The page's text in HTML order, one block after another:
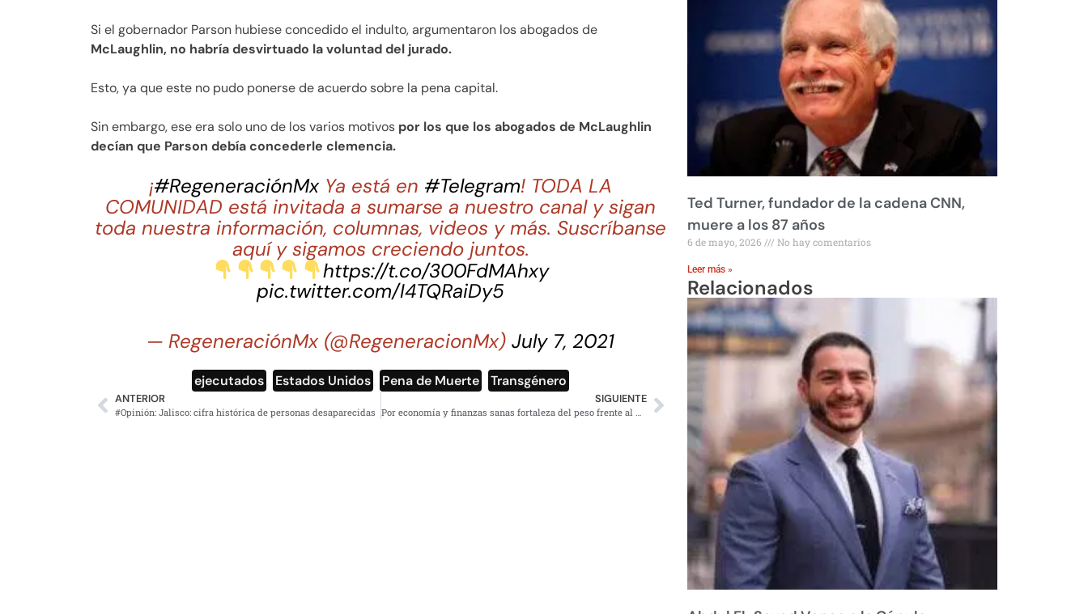
Si el gobernador Parson hubiese concedido el indulto, argumentaron los abogados de
McLaughlin, no habría desvirtuado la voluntad del jurado.
Esto, ya que este no pudo ponerse de acuerdo sobre la pena capital.
Sin embargo, ese era solo uno de los varios motivos por los que los abogados de McLaughlin
decían que Parson debía concederle clemencia.
¡#RegeneraciónMxYa está en #Telegram! TODA LA
COMUNIDAD está invitada a sumarse a nuestro canal y sigan
toda nuestra información, columnas, videos y más. Suscríbanse
aquí y sigamos creciendo juntos.
https://t.co/300FdMAhxy
pic.twitter.com/I4TQRaiDy5
— RegeneraciónMx (@RegeneracionMx)July 7, 2021
ejecutados Estados Unidos Pena de Muerte Transgénero
ANTERIOR
#Opinión: Jalisco: cifra histórica de personas desaparecidas
SIGUIENTE
Por economía y finanzas sanas fortaleza del peso frente al dólar: AMLO
Ted Turner, fundador de la cadena CNN,
muere a los 87 años
6 de mayo, 2026 No hay comentarios
Leer más »
Relacionados